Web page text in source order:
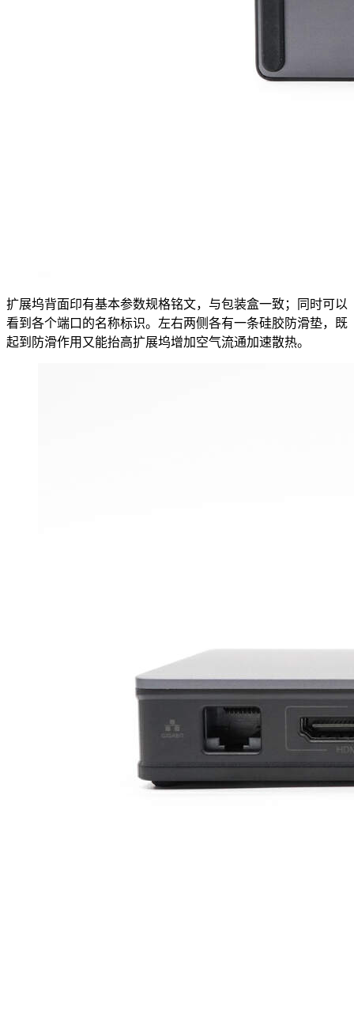
扩展坞背面印有基本参数规格铭文，与包装盒一致；同时可以
看到各个端口的名称标识。左右两侧各有一条硅胶防滑垫，既
起到防滑作用又能抬高扩展坞增加空气流通加速散热。